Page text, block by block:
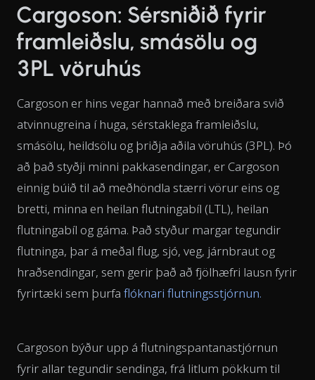
Cargoson: Sérsniðið fyrir
framleiðslu, smásölu og
3PL vöruhús
Cargoson er hins vegar hannað með breiðara svið
atvinnugreina í huga, sérstaklega framleiðslu,
smásölu, heildsölu og þriðja aðila vöruhús (3PL). Þó
að það styðji minni pakkasendingar, er Cargoson
einnig búið til að meðhöndla stærri vörur eins og
bretti, minna en heilan flutningabíl (LTL), heilan
flutningabíl og gáma. Það styður margar tegundir
flutninga, þar á meðal flug, sjó, veg, járnbraut og
hraðsendingar, sem gerir það að fjölhæfri lausn fyrir
fyrirtæki sem þurfa flóknari flutningsstjórnun.
Cargoson býður upp á flutningspantanastjórnun
fyrir allar tegundir sendinga, frá litlum pökkum til